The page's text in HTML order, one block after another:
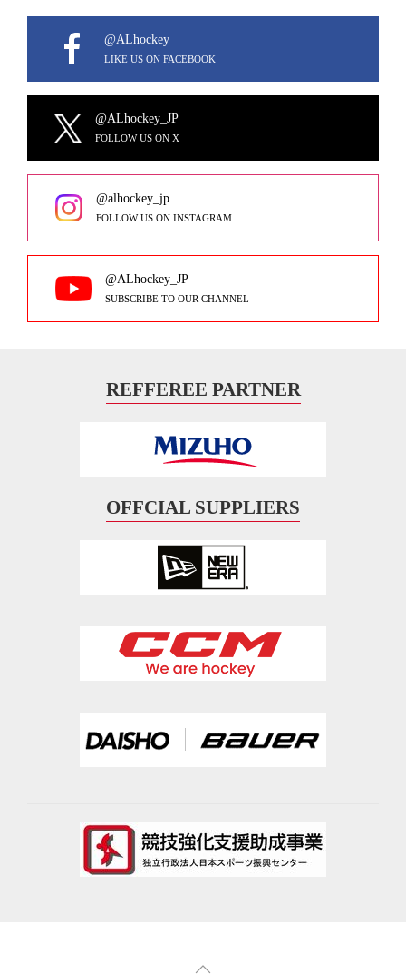
@ALhockey
LIKE US ON FACEBOOK
@ALhockey_JP
FOLLOW US ON X
@alhockey_jp
FOLLOW US ON INSTAGRAM
@ALhockey_JP
SUBSCRIBE TO OUR CHANNEL
REFFEREE PARTNER
OFFCIAL SUPPLIERS